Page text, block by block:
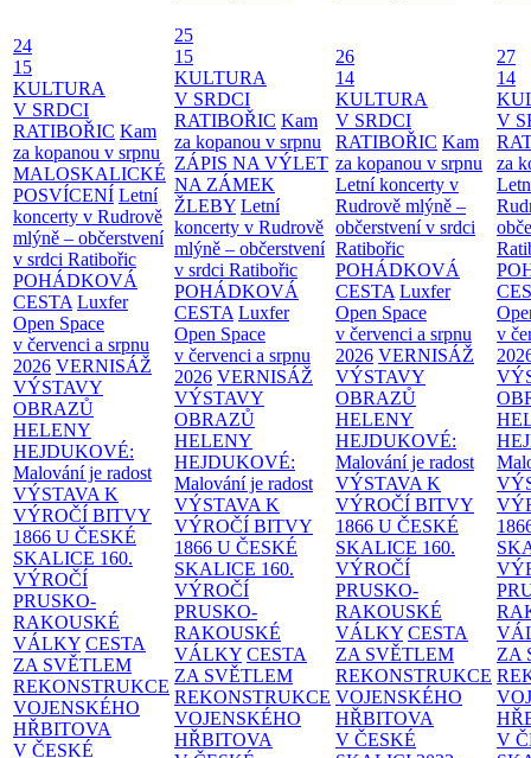
24
15
KULTURA
V SRDCI
RATIBOŘIC Kam
za kopanou v srpnu
MALOSKALICKÉ
POSVÍCENÍ Letní
koncerty v Rudrově
mlýně – občerstvení
v srdci Ratibořic
POHÁDKOVÁ
CESTA Luxfer
Open Space
v červenci a srpnu
2026 VERNISÁŽ
VÝSTAVY
OBRAZŮ
HELENY
HEJDUKOVÉ:
Malování je radost
VÝSTAVA K
VÝROČÍ BITVY
1866 U ČESKÉ
SKALICE 160.
VÝROČÍ
PRUSKO-
RAKOUSKÉ
VÁLKY CESTA
ZA SVĚTLEM
REKONSTRUKCE
VOJENSKÉHO
HŘBITOVA
V ČESKÉ
25
15
KULTURA
V SRDCI
RATIBOŘIC Kam
za kopanou v srpnu
ZÁPIS NA VÝLET
NA ZÁMEK
ŽLEBY Letní
koncerty v Rudrově
mlýně – občerstvení
v srdci Ratibořic
POHÁDKOVÁ
CESTA Luxfer
Open Space
v červenci a srpnu
2026 VERNISÁŽ
VÝSTAVY
OBRAZŮ
HELENY
HEJDUKOVÉ:
Malování je radost
VÝSTAVA K
VÝROČÍ BITVY
1866 U ČESKÉ
SKALICE 160.
VÝROČÍ
PRUSKO-
RAKOUSKÉ
VÁLKY CESTA
ZA SVĚTLEM
REKONSTRUKCE
VOJENSKÉHO
HŘBITOVA
26
14
KULTURA
V SRDCI
RATIBOŘIC Kam
za kopanou v srpnu
Letní koncerty v
Rudrově mlýně –
občerstvení v srdci
Ratibořic
POHÁDKOVÁ
CESTA Luxfer
Open Space
v červenci a srpnu
2026 VERNISÁŽ
VÝSTAVY
OBRAZŮ
HELENY
HEJDUKOVÉ:
Malování je radost
VÝSTAVA K
VÝROČÍ BITVY
1866 U ČESKÉ
SKALICE 160.
VÝROČÍ
PRUSKO-
RAKOUSKÉ
VÁLKY CESTA
ZA SVĚTLEM
REKONSTRUKCE
VOJENSKÉHO
HŘBITOVA
V ČESKÉ
27
14
V
za
v
ZA
V